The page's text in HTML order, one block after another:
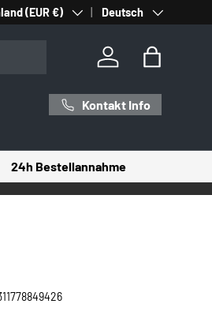
(EUR €) SpracheDeutsch
Einloggen
Kontakt Info
24h Bestellannahme